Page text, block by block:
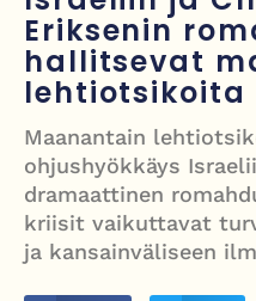
Työläistaustainen
kuukautisterveyden ja
PT Vatanen antoi
välienselvittely PTV
Eriksenin
hallitsevat
lehtiotsikoita
Maanantain
ohjushyökkäys
dramaattinen
kriisit vaikuttavat
ja kansainväliseen